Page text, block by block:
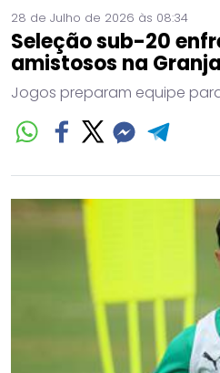
28 de Julho de 2026 às 08:34
Seleção sub-20
amistosos na
Jogos preparam equipe